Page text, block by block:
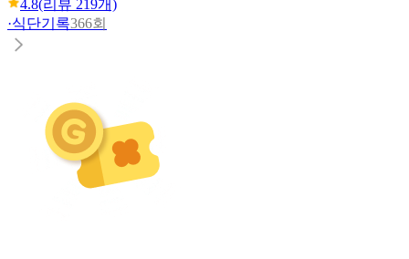
4.8(리뷰 219개)
·식단기록366회